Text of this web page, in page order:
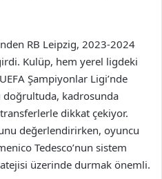
RB Leipzig, 2023-2024
Kulüp, hem yerel ligdeki
Şampiyonlar Ligi’nde
doğrultuda, kadrosunda
dikkat çekiyor.
değerlendirirken, oyuncu
Tedesco’nun sistem
üzerinde durmak önemli.